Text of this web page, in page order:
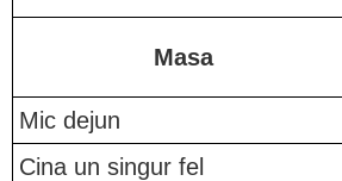
Masa
Mic dejun
Cina un singur fel